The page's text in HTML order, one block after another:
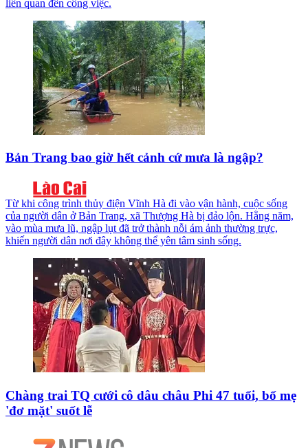
liên quan đến công việc.
Bản Trang bao giờ hết cảnh cứ mưa là ngập?
Từ khi công trình thủy điện Vĩnh Hà đi vào vận hành, cuộc sống
của người dân ở Bản Trang, xã Thượng Hà bị đảo lộn. Hằng năm,
vào mùa mưa lũ, ngập lụt đã trở thành nỗi ám ảnh thường trực,
khiến người dân nơi đây không thể yên tâm sinh sống.
Chàng trai TQ cưới cô dâu châu Phi 47 tuổi, bố mẹ
'đơ mặt' suốt lễ